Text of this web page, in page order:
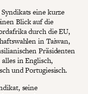
eine kurze
Blick auf die
durch die EU,
in Taiwan,
Präsidenten
in Englisch,
und Portugiesisch.
seine